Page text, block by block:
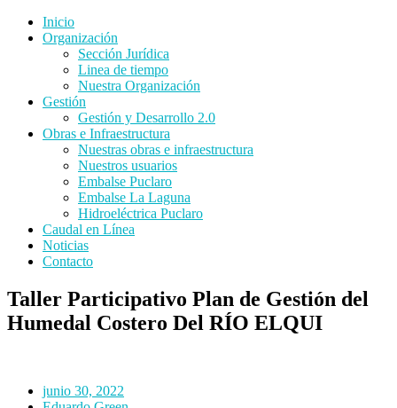
Inicio
Organización
Sección Jurídica
Linea de tiempo
Nuestra Organización
Gestión
Gestión y Desarrollo 2.0
Obras e Infraestructura
Nuestras obras e infraestructura
Nuestros usuarios
Embalse Puclaro
Embalse La Laguna
Hidroeléctrica Puclaro
Caudal en Línea
Noticias
Contacto
Taller Participativo Plan de Gestión del
Humedal Costero Del RÍO ELQUI
junio 30, 2022